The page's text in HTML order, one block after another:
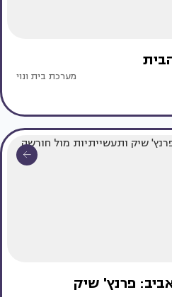
מערכת בית ונוי
פרנץ' שיק